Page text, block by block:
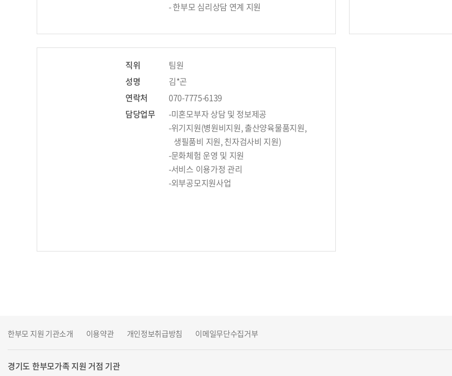
- 한부모 심리상담 연계 지원
직위
팀원
성명
김*곤
연락처
070-7775-6139
담당업무
-미혼모부자 상담 및 정보제공
-위기지원(병원비지원, 출산양육물품지원,
생필품비 지원, 친자검사비 지원)
-문화체험 운영 및 지원
-서비스 이용가정 관리
-외부공모지원사업
한부모 지원 기관소개 이용약관 개인정보취급방침 이메일무단수집거부
경기도 한부모가족 지원 거점 기관